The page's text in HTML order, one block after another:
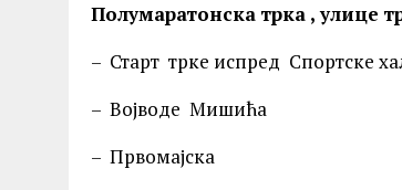
Полумаратонска трка , улице
– Старт трке испред Спортске
– Војводе Мишића
– Првомајска